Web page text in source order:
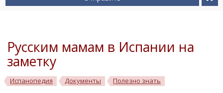
Документы
Русским мамам в Испании на
заметку
Испанопедия Документы Полезно знать